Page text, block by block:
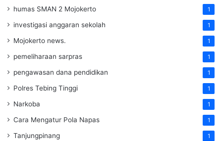
humas SMAN 2 Mojokerto 1
investigasi anggaran sekolah 1
Mojokerto news. 1
pemeliharaan sarpras 1
pengawasan dana pendidikan 1
Polres Tebing Tinggi 1
Narkoba 1
Cara Mengatur Pola Napas 1
Tanjungpinang 1